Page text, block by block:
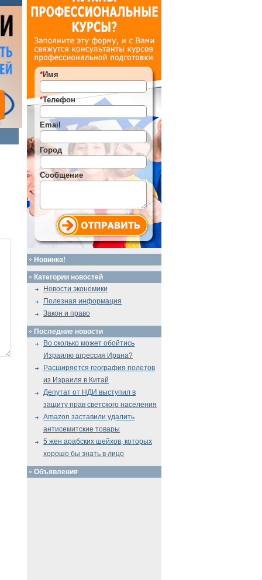
*Имя
*Телефон
Email
Город
Сообщение
Новинка!
Категории новостей
Новости экономики
Полезная информация
Закон и право
Последние новости
Во сколько может обойтись
Израилю агрессия Ирана?
Расширяется география полетов
из Израиля в Китай
Депутат от НДИ выступил в
защиту прав светского населения
Amazon заставили удалить
антисемитские товары
5 жен арабских шейхов, которых
хорошо бы знать в лицо
Объявления